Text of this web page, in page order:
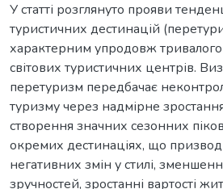
У статті розглянуто прояви
туристичних дестинацій
характерним упродовж тривалого
світових туристичних центрів.
перетуризм передбачає
туризму через надмірне зростання
створення значних сезонних
окремих дестинаціях, що
негативних змін у стилі,
зручностей, зростанні вартості